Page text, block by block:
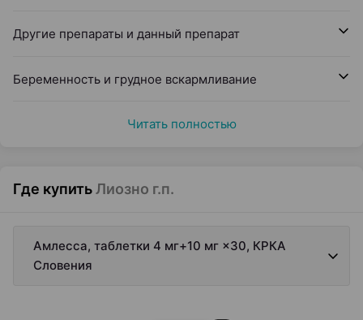
Другие препараты и данный препарат
Беременность и грудное вскармливание
Читать полностью
Где купитьЛиозно г.п.
Амлесса, таблетки 4 мг+10 мг ×30, КРКА
Словения